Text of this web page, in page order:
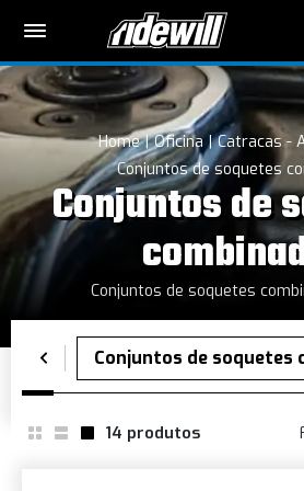
Home Oficina
Catracas -
Conjuntos de soquetes
Conjuntos de
Conjuntos de soquetes
14 produtos